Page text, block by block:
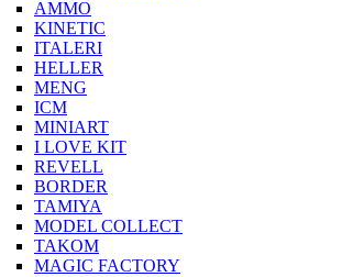
AMMO
KINETIC
ITALERI
HELLER
MENG
ICM
MINIART
I LOVE KIT
REVELL
BORDER
TAMIYA
MODEL COLLECT
TAKOM
MAGIC FACTORY